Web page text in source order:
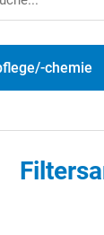
chemie